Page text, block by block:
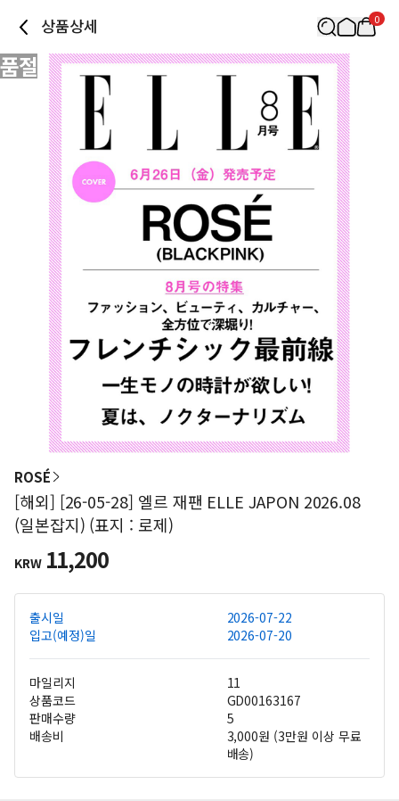
상품상세 0
품절
ROSÉ
[해외] [26-05-28] 엘르 재팬 ELLE JAPON 2026.08
(일본잡지) (표지 : 로제)
KRW 11,200
출시일
2026-07-22
입고(예정)일
2026-07-20
마일리지
11
상품코드
GD00163167
판매수량
5
배송비
3,000원 (3만원 이상 무료
배송)